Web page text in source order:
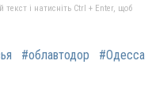
і натисніть Ctrl + Enter, щоб
#облавтодор #Одесса